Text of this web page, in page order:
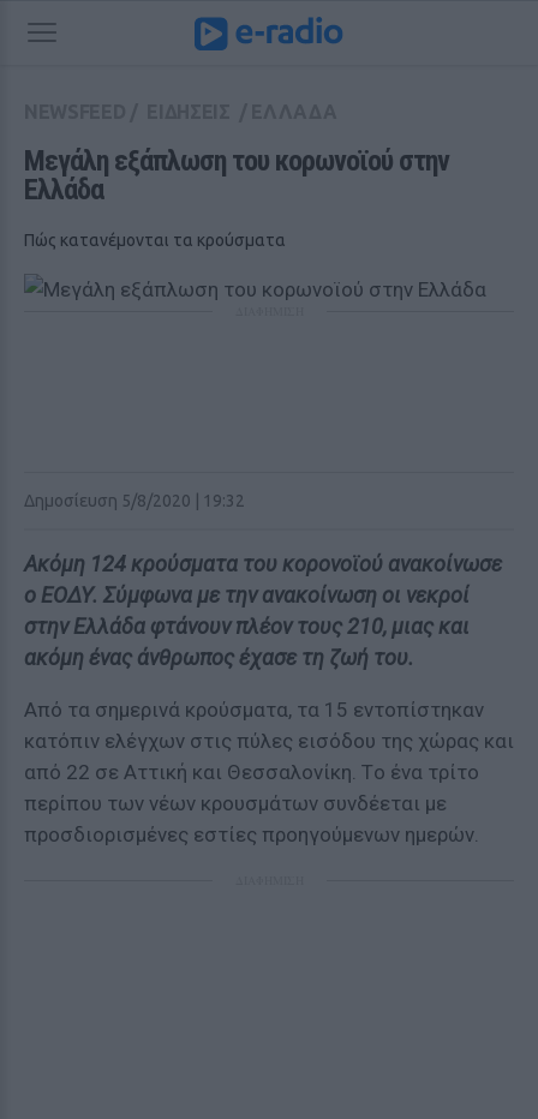
Μεγάλη εξάπλωση του κορωνοϊού στην
Ελλάδα
Πώς κατανέμονται τα κρούσματα
Δημοσίευση 5/8/2020 | 19:32
Ακόμη 124 κρούσματα του κορονοϊού ανακοίνωσε
ο ΕΟΔΥ. Σύμφωνα με την ανακοίνωση οι νεκροί
στην Ελλάδα φτάνουν πλέον τους 210, μιας και
ακόμη ένας άνθρωπος έχασε τη ζωή του.
Από τα σημερινά κρούσματα, τα 15 εντοπίστηκαν
κατόπιν ελέγχων στις πύλες εισόδου της χώρας και
από 22 σε Αττική και Θεσσαλονίκη. Tο ένα τρίτο
περίπου των νέων κρουσμάτων συνδέεται με
προσδιορισμένες εστίες προηγούμενων ημερών.